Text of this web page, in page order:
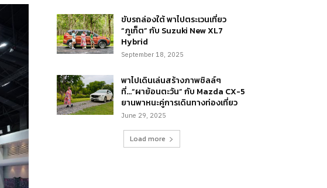
ขับรถล่องใต้ พาไปตระเวนเที่ยว
“ภูเก็ต” กับ Suzuki New XL7
Hybrid
September 18, 2025
พาไปเดินเล่นสร้างภาพชิลล์ๆ
ที่…“ผาย้อนตะวัน” กับ Mazda CX-5
ยานพาหนะคู่การเดินทางท่องเที่ยว
June 29, 2025
Load more